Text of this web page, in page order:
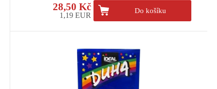
28,50 Kč
1,19 EUR
Do košíku